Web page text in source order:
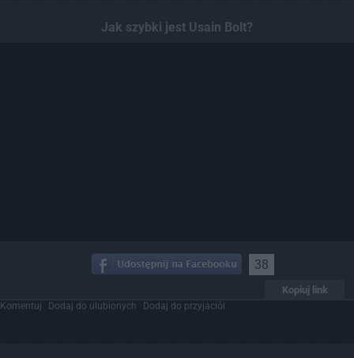
Jak szybki jest Usain Bolt?
38
Kopiuj link
Komentuj Dodaj do ulubionych Dodaj do przyjaciół